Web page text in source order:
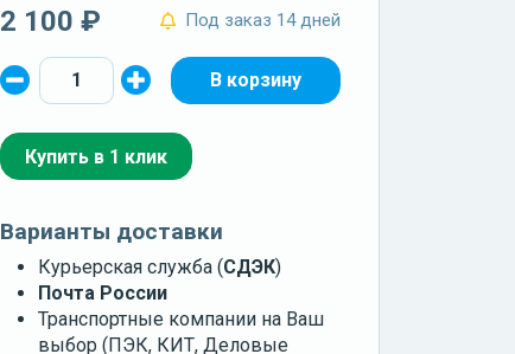
2 100 ₽ Под заказ 14 дней
Купить в 1 клик
Варианты доставки
Курьерская служба (СДЭК)
Почта России
Транспортные компании на Ваш
выбор (ПЭК, КИТ, Деловые